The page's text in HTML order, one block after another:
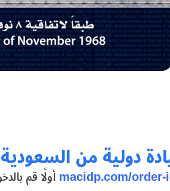
دولية من السعودية
macidp.com/